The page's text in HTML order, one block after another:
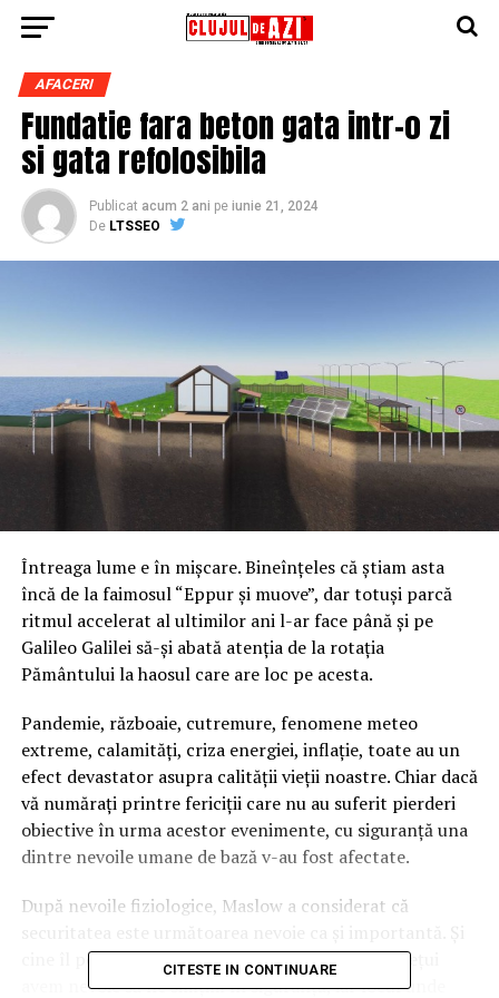
AFACERI
Fundatie fara beton gata intr-o zi
si gata refolosibila
Publicat acum 2 ani pe iunie 21, 2024
De LTSSEO
Întreaga lume e în mişcare. Bineînţeles că ştiam asta
încă de la faimosul “Eppur şi muove”, dar totuşi parcă
ritmul accelerat al ultimilor ani l-ar face până şi pe
Galileo Galilei să-şi abată atenţia de la rotaţia
Pământului la haosul care are loc pe acesta.
Pandemie, războaie, cutremure, fenomene meteo
extreme, calamităţi, criza energiei, inflaţie, toate au un
efect devastator asupra calităţii vieţii noastre. Chiar dacă
vă număraţi printre fericiţii care nu au suferit pierderi
obiective în urma acestor evenimente, cu siguranţă una
dintre nevoile umane de bază v-au fost afectate.
După nevoile fiziologice, Maslow a considerat că
cine îl poate contrazice? Pentru a putea supravieţui
avem nevoie să ne simţim în siguranţă, iar locul unde
CITESTE IN CONTINUARE